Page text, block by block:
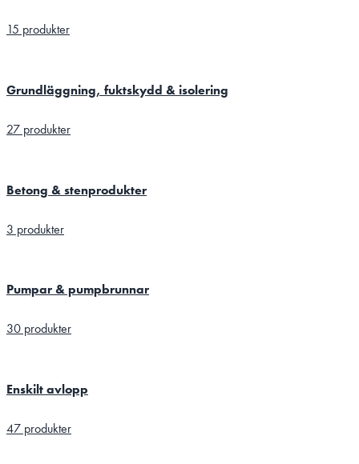
15 produkter
Grundläggning, fuktskydd & isolering
27 produkter
Betong & stenprodukter
3 produkter
Pumpar & pumpbrunnar
30 produkter
Enskilt avlopp
47 produkter